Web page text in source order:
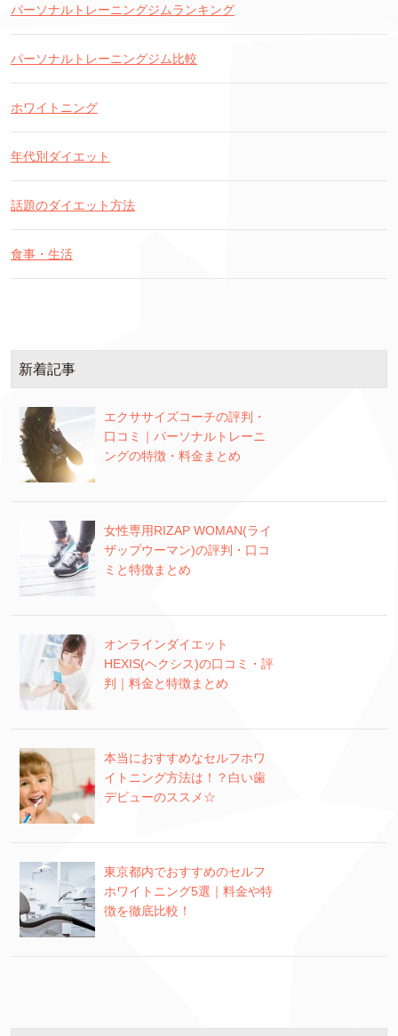
パーソナルトレーニングジムランキング
パーソナルトレーニングジム比較
ホワイトニング
年代別ダイエット
話題のダイエット方法
食事・生活
新着記事
エクササイズコーチの評判・
口コミ｜パーソナルトレーニ
ングの特徴・料金まとめ
女性専用RIZAP WOMAN(ライ
ザップウーマン)の評判・口コ
ミと特徴まとめ
オンラインダイエット
HEXIS(ヘクシス)の口コミ・評
判｜料金と特徴まとめ
本当におすすめなセルフホワ
イトニング方法は！？白い歯
デビューのススメ☆
東京都内でおすすめのセルフ
ホワイトニング5選｜料金や特
徴を徹底比較！